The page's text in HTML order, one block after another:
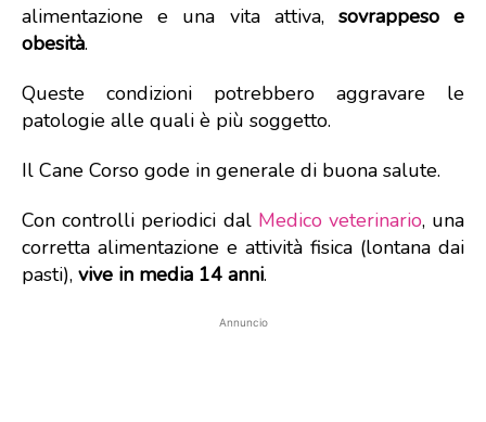
alimentazione e una vita attiva, sovrappeso e
obesità.
Queste condizioni potrebbero aggravare le
patologie alle quali è più soggetto.
Il Cane Corso gode in generale di buona salute.
Con controlli periodici dal Medico veterinario, una
corretta alimentazione e attività fisica (lontana dai
pasti), vive in media 14 anni.
Annuncio